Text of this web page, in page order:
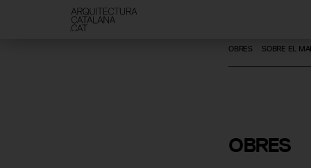
OBRES SOBRE EL
OBRES
Casa